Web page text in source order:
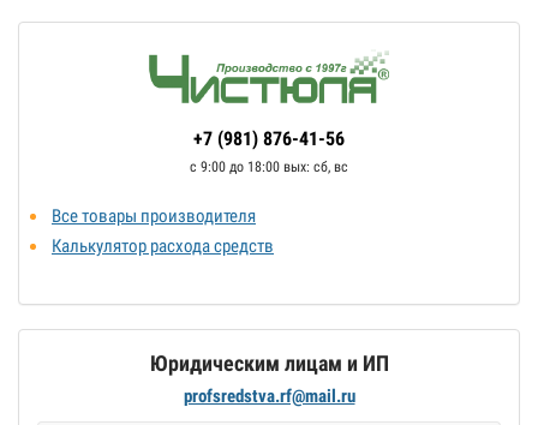
+7 (981) 876-41-56
с 9:00 до 18:00 выx: сб, вс
Все товары производителя
Калькулятор расхода средств
Юридическим лицам и ИП
profsredstva.rf@mail.ru